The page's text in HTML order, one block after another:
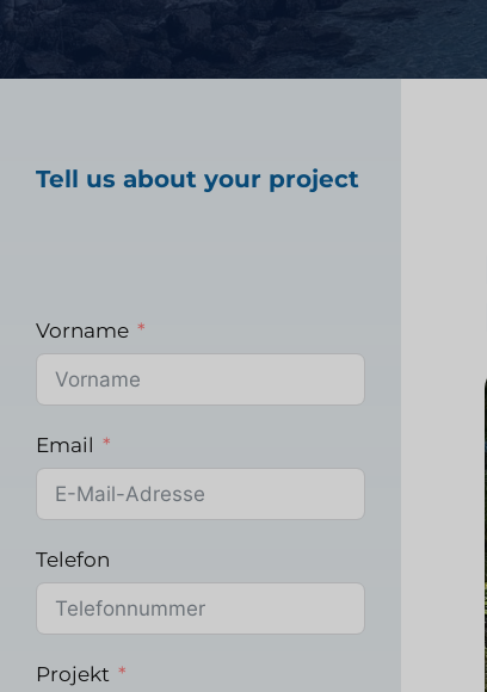
Tell us about your project
Vorname
Email
Telefon
Projekt